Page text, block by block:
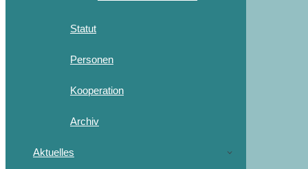
Statut
Personen
Kooperation
Archiv
Aktuelles